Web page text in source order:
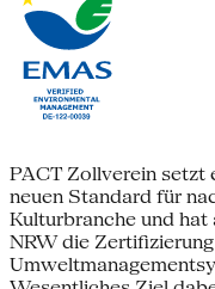
PACT Zollverein setzt
neuen Standard für
Kulturbranche und hat
NRW die